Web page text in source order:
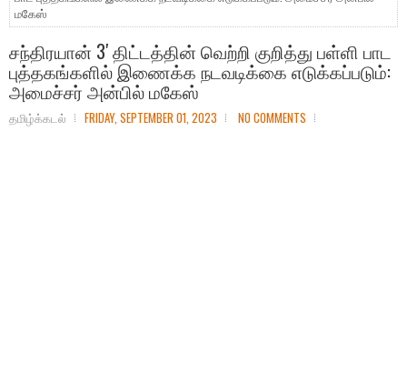
மகேஸ்
சந்திரயான் 3′ திட்டத்தின் வெற்றி குறித்து பள்ளி பாட
புத்தகங்களில் இணைக்க நடவடிக்கை எடுக்கப்படும்:
அமைச்சர் அன்பில் மகேஸ்
தமிழ்க்கடல் FRIDAY, SEPTEMBER 01, 2023 NO COMMENTS